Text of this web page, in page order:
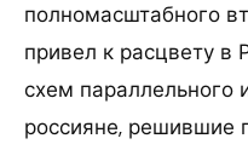
полномасштабного
привел к расцвету в
схем параллельного
россияне, решившие